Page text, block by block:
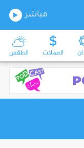
مباشر
العملات الطقس